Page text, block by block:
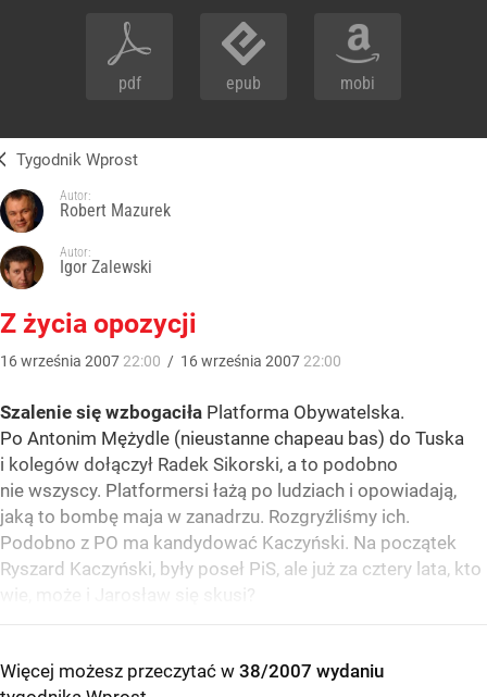
pdf epub mobi
Tygodnik Wprost
Autor:
Robert Mazurek
Autor:
Igor Zalewski
Z życia opozycji
16września 2007 22:00 / 16września 2007 22:00
Szalenie się wzbogaciła Platforma Obywatelska.
Po Antonim Mężydle (nieustanne chapeau bas) do Tuska
i kolegów dołączył Radek Sikorski, a to podobno
nie wszyscy. Platformersi łażą po ludziach i opowiadają,
jaką to bombę maja w zanadrzu. Rozgryźliśmy ich.
Podobno z PO ma kandydować Kaczyński. Na początek
Ryszard Kaczyński, były poseł PiS, ale już za cztery lata, kto
wie, może i Jarosław się skusi?
Więcej możesz przeczytać w 38/2007 wydaniu